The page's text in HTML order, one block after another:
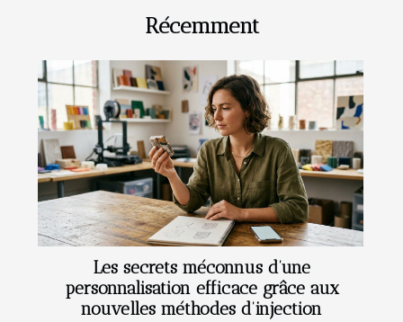
Récemment
Les secrets méconnus d’une
personnalisation efficace grâce aux
nouvelles méthodes d’injection